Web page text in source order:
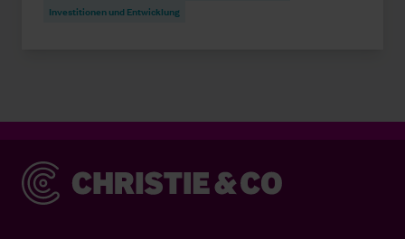
Investitionen und Entwicklung
Christie & Co